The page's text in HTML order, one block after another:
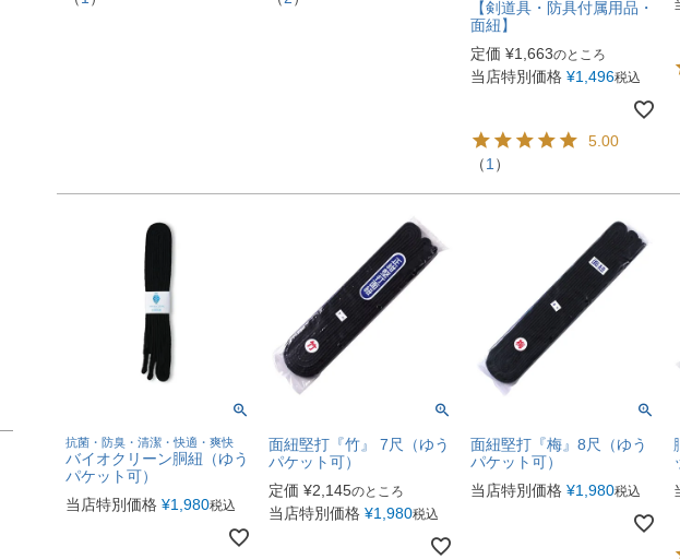
【剣道具・防具付属用品・
面紐】
定価 ¥1,663のところ
当店特別価格 ¥1,496税込
5.00
（1）
抗菌・防臭・清潔・快適・爽快
バイオクリーン胴紐（ゆう
パケット可）
当店特別価格 ¥1,980税込
面紐堅打『竹』 7尺（ゆう
パケット可）
定価 ¥2,145のところ
当店特別価格 ¥1,980税込
面紐堅打『梅』8尺（ゆう
パケット可）
当店特別価格 ¥1,980税込